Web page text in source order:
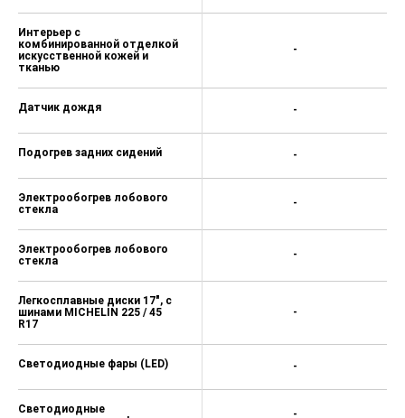
Интерьер с
комбинированной отделкой
искусственной кожей и
тканью
Датчик дождя
Подогрев задних сидений
Электрообогрев лобового
стекла
Электрообогрев лобового
стекла
Легкосплавные диски 17", с
шинами MICHELIN 225 / 45
R17
Светодиодные фары (LED)
Светодиодные
-
-
-
-
-
-
-
-